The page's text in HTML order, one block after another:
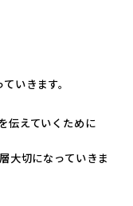
いきます。
伝えていくために
大切になっていきま